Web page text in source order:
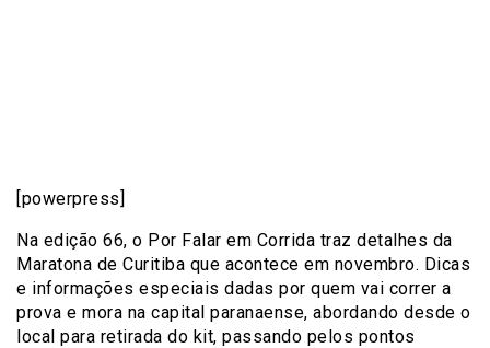
[powerpress]
Na edição 66, o Por Falar em Corrida traz detalhes da
Maratona de Curitiba que acontece em novembro. Dicas
e informações especiais dadas por quem vai correr a
prova e mora na capital paranaense, abordando desde o
local para retirada do kit, passando pelos pontos